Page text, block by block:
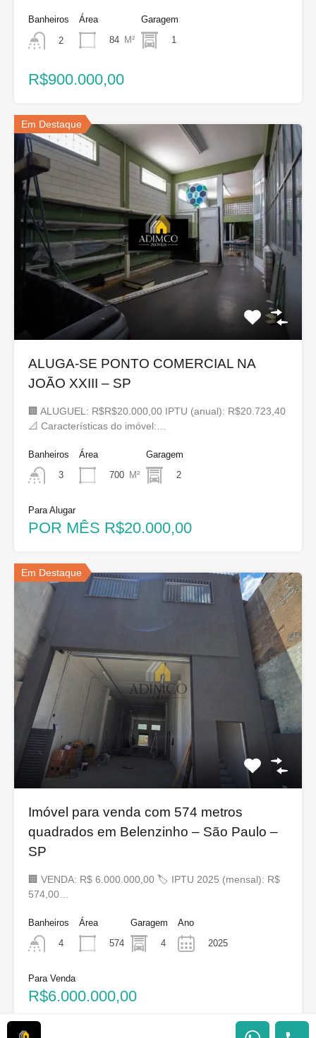
Banheiros
2
Área
84 M²
Garagem
1
R$900.000,00
Em Destaque
ALUGA-SE PONTO COMERCIAL NA
JOÃO XXIII – SP
🏢 ALUGUEL: R$R$20.000,00 IPTU (anual): R$20.723,40
📐 Características do imóvel:…
Banheiros
3
Área
700 M²
Garagem
2
Para Alugar
POR MÊS R$20.000,00
Em Destaque
Imóvel para venda com 574 metros
quadrados em Belenzinho – São Paulo –
SP
🏢 VENDA: R$ 6.000.000,00 🏷 IPTU 2025 (mensal): R$
574,00…
Banheiros
4
Área
574
Garagem
4
Ano
2025
Para Venda
R$6.000.000,00